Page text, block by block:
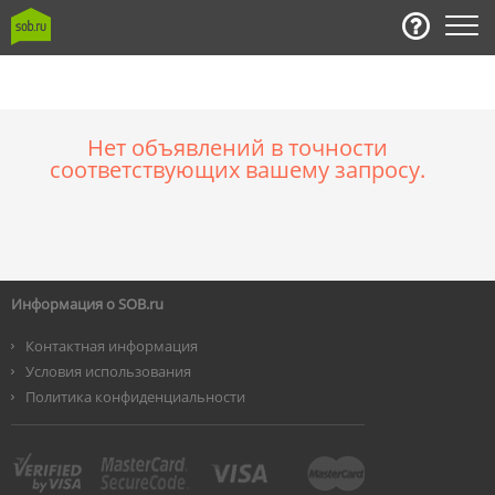
Нет объявлений в точности
соответствующих вашему запросу.
Информация о SOB.ru
Контактная информация
Условия использования
Политика конфиденциальности